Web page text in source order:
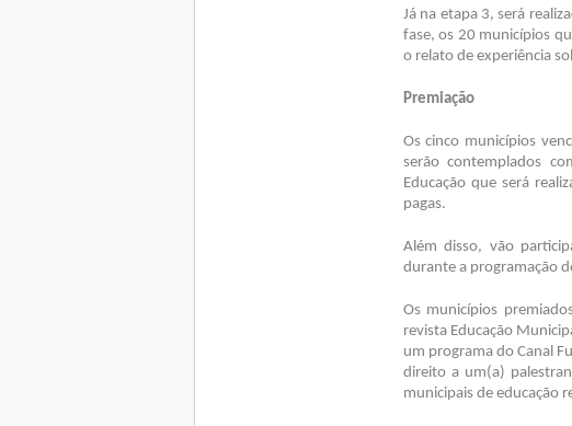
Já na etapa 3, será
fase, os 20 municípios
o relato de experiência
Premiação
Os cinco municípios
serão contemplados
Educação que será
pagas.
Além disso, vão
durante a programação
Os municípios
revista Educação
um programa do Canal
direito a um(a)
municipais de educação